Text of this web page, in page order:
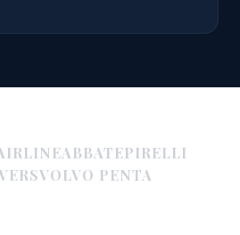
ABBATEPIRELLI
VOLVO PENTA